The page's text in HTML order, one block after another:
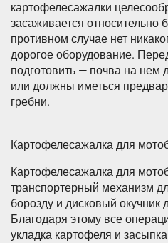
картофелесажалки
засаживается
противном случае нет
дорогое оборудование.
подготовить — почва на нем
или должны иметься
гребни.
Картофелесажалка для
Картофелесажалка для
транспортерный механизм
борозду и дисковый окучник
Благодаря этому все
укладка картофеля и